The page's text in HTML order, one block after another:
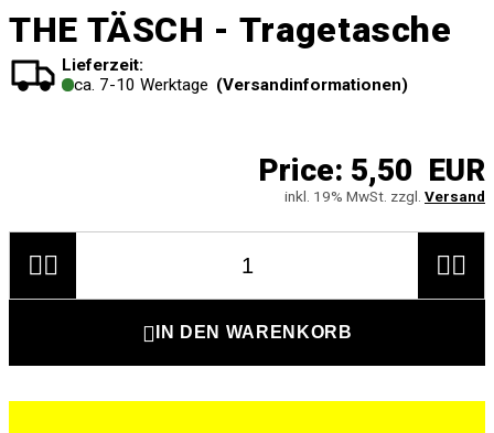
THE TÄSCH - Tragetasche
Lieferzeit:
ca. 7-10 Werktage (Versandinformationen)
Price: 5,50 EUR
inkl. 19% MwSt. zzgl. Versand
 
 IN DEN WARENKORB